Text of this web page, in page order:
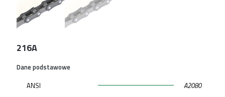
216A
Dane podstawowe
ANSI
A2080